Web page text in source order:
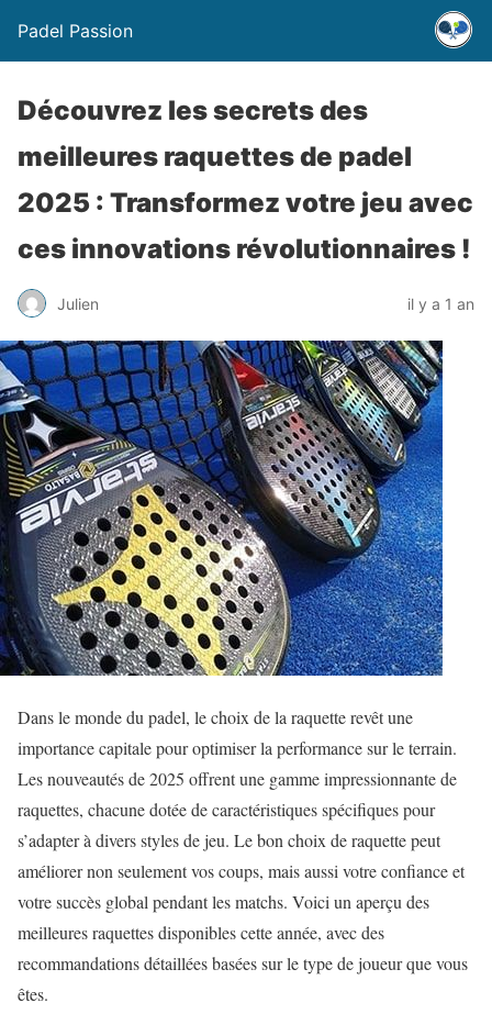
Padel Passion
Découvrez les secrets des
meilleures raquettes de padel
2025 : Transformez votre jeu avec
ces innovations révolutionnaires !
Julien il y a 1 an
Dans le monde du padel, le choix de la raquette revêt une
importance capitale pour optimiser la performance sur le terrain.
Les nouveautés de 2025 offrent une gamme impressionnante de
raquettes, chacune dotée de caractéristiques spécifiques pour
s’adapter à divers styles de jeu. Le bon choix de raquette peut
améliorer non seulement vos coups, mais aussi votre confiance et
votre succès global pendant les matchs. Voici un aperçu des
meilleures raquettes disponibles cette année, avec des
recommandations détaillées basées sur le type de joueur que vous
êtes.